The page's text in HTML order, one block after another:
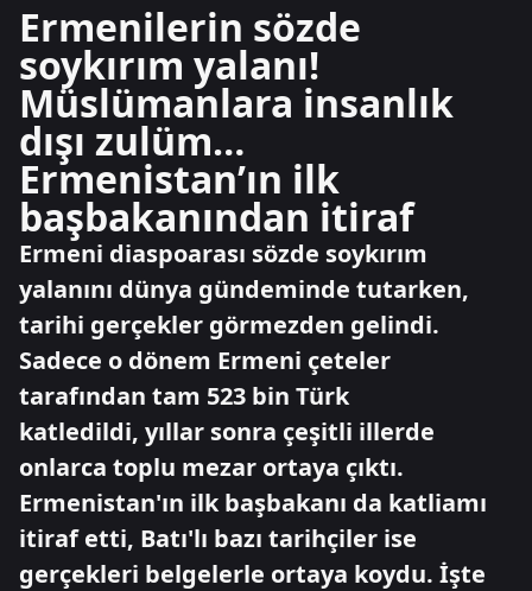
Ermenilerin sözde
soykırım yalanı!
Müslümanlara insanlık
dışı zulüm…
Ermenistan’ın ilk
başbakanından itiraf
Ermeni diaspoarası sözde soykırım
yalanını dünya gündeminde tutarken,
tarihi gerçekler görmezden gelindi.
Sadece o dönem Ermeni çeteler
tarafından tam 523 bin Türk
katledildi, yıllar sonra çeşitli illerde
onlarca toplu mezar ortaya çıktı.
Ermenistan'ın ilk başbakanı da katliamı
itiraf etti, Batı'lı bazı tarihçiler ise
gerçekleri belgelerle ortaya koydu. İşte